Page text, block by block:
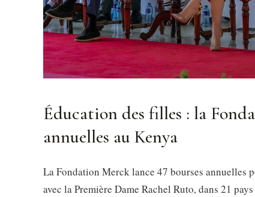
Éducation des filles : la
annuelles au Kenya
La Fondation Merck lance 47 bourses annuelles
avec la Première Dame Rachel Ruto, dans 21